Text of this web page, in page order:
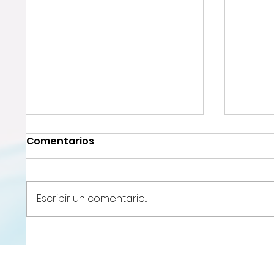
Cuando el material
Comentarios
Escribir un comentario...